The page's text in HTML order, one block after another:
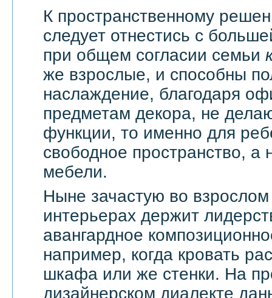
К пространственному
следует отнестись с
при общем согласии семьи
же взрослые, и способны
наслаждение, благодаря
предметам декора, не
функции, то именно для
свободное пространство, а
мебели.
Ныне зачастую во
интерьерах держит
авангардное
например, когда кровать
шкафа или же стенки. На
дизайнерском диалекте